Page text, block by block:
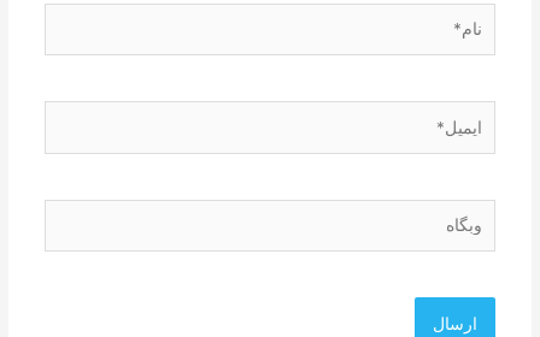
وبگاه